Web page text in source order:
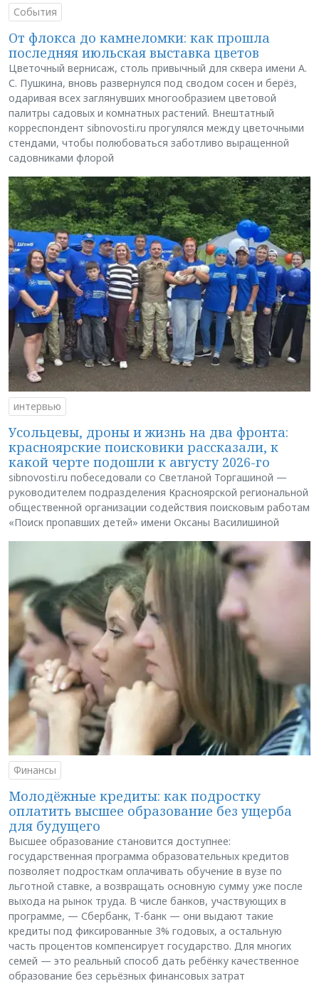
События
От флокса до камнеломки: как прошла
последняя июльская выставка цветов
Цветочный вернисаж, столь привычный для сквера имени А.
С. Пушкина, вновь развернулся под сводом сосен и берёз,
одаривая всех заглянувших многообразием цветовой
палитры садовых и комнатных растений. Внештатный
корреспондент sibnovosti.ru прогулялся между цветочными
стендами, чтобы полюбоваться заботливо выращенной
садовниками флорой
интервью
Усольцевы, дроны и жизнь на два фронта:
красноярские поисковики рассказали, к
какой черте подошли к августу 2026-го
sibnovosti.ru побеседовали со Светланой Торгашиной —
руководителем подразделения Красноярской региональной
общественной организации содействия поисковым работам
«Поиск пропавших детей» имени Оксаны Василишиной
Финансы
Молодёжные кредиты: как подростку
оплатить высшее образование без ущерба
для будущего
Высшее образование становится доступнее:
государственная программа образовательных кредитов
позволяет подросткам оплачивать обучение в вузе по
льготной ставке, а возвращать основную сумму уже после
выхода на рынок труда. В числе банков, участвующих в
программе, — Сбербанк, Т-банк — они выдают такие
кредиты под фиксированные 3% годовых, а остальную
часть процентов компенсирует государство. Для многих
семей — это реальный способ дать ребёнку качественное
образование без серьёзных финансовых затрат